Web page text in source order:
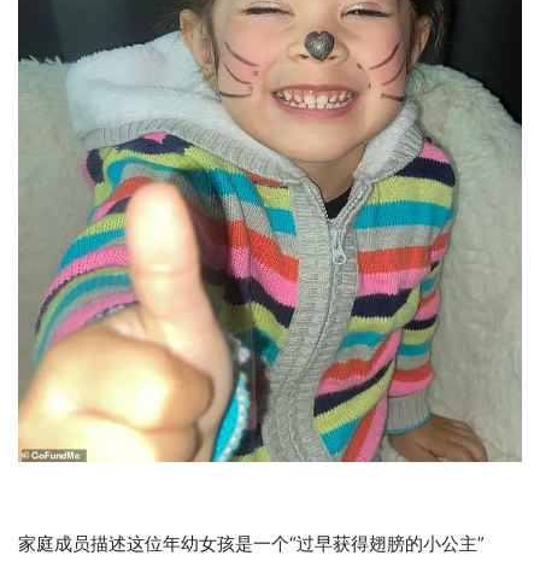
家庭成员描述这位年幼女孩是一个“过早获得翅膀的小公主”